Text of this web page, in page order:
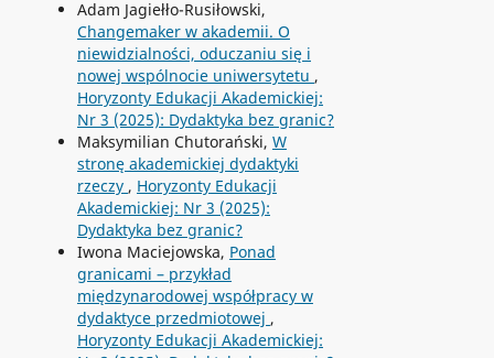
Adam Jagiełło-Rusiłowski,
Changemaker w akademii. O
niewidzialności, oduczaniu się i
nowej wspólnocie uniwersytetu ,
Horyzonty Edukacji Akademickiej:
Nr 3 (2025): Dydaktyka bez granic?
Maksymilian Chutorański, W
stronę akademickiej dydaktyki
rzeczy , Horyzonty Edukacji
Akademickiej: Nr 3 (2025):
Dydaktyka bez granic?
Iwona Maciejowska, Ponad
granicami – przykład
międzynarodowej współpracy w
dydaktyce przedmiotowej ,
Horyzonty Edukacji Akademickiej: